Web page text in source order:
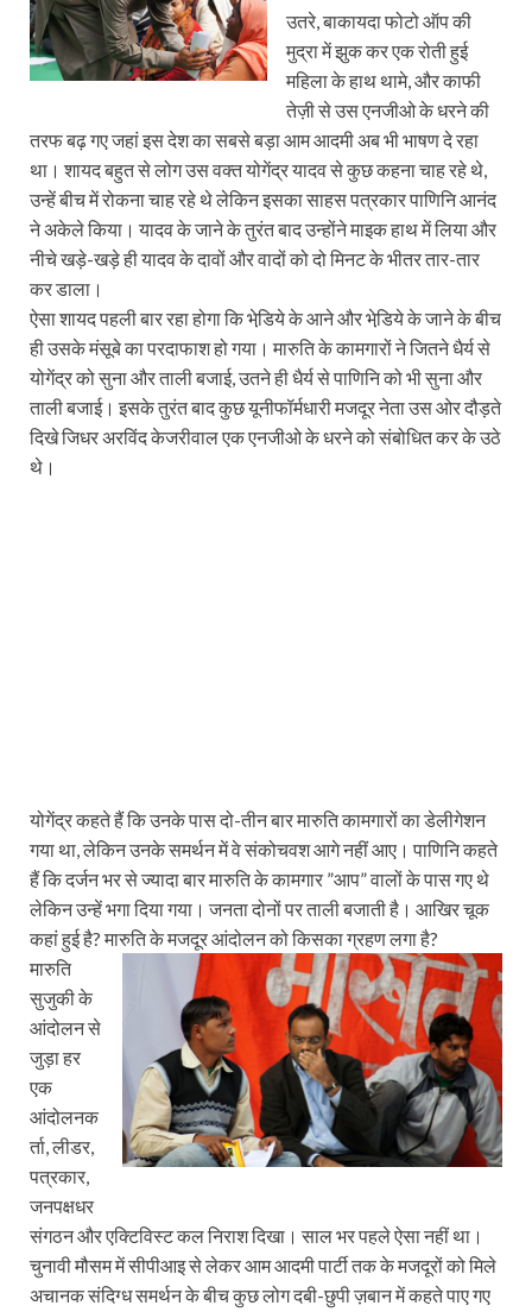
उतरे, बाकायदा फोटो ऑप की
मुद्रा में झुक कर एक रोती हुई
महिला के हाथ थामे, और काफी
तेज़ी से उस एनजीओ के धरने की
तरफ बढ़ गए जहां इस देश का सबसे बड़ा आम आदमी अब भी भाषण दे रहा
था। शायद बहुत से लोग उस वक्‍त योगेंद्र यादव से कुछ कहना चाह रहे थे,
उन्‍हें बीच में रोकना चाह रहे थे लेकिन इसका साहस पत्रकार पाणिनि आनंद
ने अकेले किया। यादव के जाने के तुरंत बाद उन्‍होंने माइक हाथ में लिया और
नीचे खड़े-खड़े ही यादव के दावों और वादों को दो मिनट के भीतर तार-तार
कर डाला।
ऐसा शायद पहली बार रहा होगा कि भेडि़ये के आने और भेडि़ये के जाने के बीच
ही उसके मंसूबे का परदाफाश हो गया। मारुति के कामगारों ने जितने धैर्य से
योगेंद्र को सुना और ताली बजाई, उतने ही धैर्य से पाणिनि को भी सुना और
ताली बजाई। इसके तुरंत बाद कुछ यूनीफॉर्मधारी मजदूर नेता उस ओर दौड़ते
दिखे जिधर अरविंद केजरीवाल एक एनजीओ के धरने को संबोधित कर के उठे
थे।
योगेंद्र कहते हैं कि उनके पास दो-तीन बार मारुति कामगारों का डेलीगेशन
गया था, लेकिन उनके समर्थन में वे संकोचवश आगे नहीं आए। पाणिनि कहते
हैं कि दर्जन भर से ज्‍यादा बार मारुति के कामगार ”आप” वालों के पास गए थे
लेकिन उन्‍हें भगा दिया गया। जनता दोनों पर ताली बजाती है। आखिर चूक
कहां हुई है? मारुति के मजदूर आंदोलन को किसका ग्रहण लगा है?
मारुति
सुजुकी के
आंदोलन से
जुड़ा हर
एक
आंदोलनक
र्ता, लीडर,
पत्रकार,
जनपक्षधर
संगठन और एक्टिविस्‍ट कल निराश दिखा। साल भर पहले ऐसा नहीं था।
चुनावी मौसम में सीपीआइ से लेकर आम आदमी पार्टी तक के मजदूरों को मिले
अचानक संदिग्‍ध समर्थन के बीच कुछ लोग दबी-छुपी ज़बान में कहते पाए गए